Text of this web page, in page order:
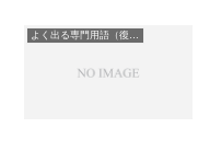
よく出る専門用語（復習用）